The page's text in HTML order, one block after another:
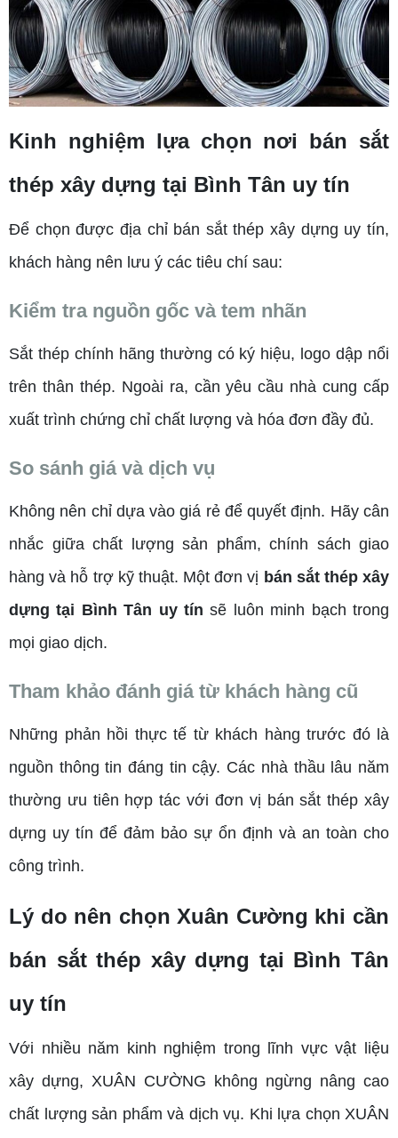
Kinh nghiệm lựa chọn nơi bán sắt
thép xây dựng tại Bình Tân uy tín
Để chọn được địa chỉ bán sắt thép xây dựng uy tín,
khách hàng nên lưu ý các tiêu chí sau:
Kiểm tra nguồn gốc và tem nhãn
Sắt thép chính hãng thường có ký hiệu, logo dập nổi
trên thân thép. Ngoài ra, cần yêu cầu nhà cung cấp
xuất trình chứng chỉ chất lượng và hóa đơn đầy đủ.
So sánh giá và dịch vụ
Không nên chỉ dựa vào giá rẻ để quyết định. Hãy cân
nhắc giữa chất lượng sản phẩm, chính sách giao
hàng và hỗ trợ kỹ thuật. Một đơn vị bán sắt thép xây
dựng tại Bình Tân uy tín sẽ luôn minh bạch trong
mọi giao dịch.
Tham khảo đánh giá từ khách hàng cũ
Những phản hồi thực tế từ khách hàng trước đó là
nguồn thông tin đáng tin cậy. Các nhà thầu lâu năm
thường ưu tiên hợp tác với đơn vị bán sắt thép xây
dựng uy tín để đảm bảo sự ổn định và an toàn cho
công trình.
Lý do nên chọn Xuân Cường khi cần
bán sắt thép xây dựng tại Bình Tân
uy tín
Với nhiều năm kinh nghiệm trong lĩnh vực vật liệu
xây dựng, XUÂN CƯỜNG không ngừng nâng cao
chất lượng sản phẩm và dịch vụ. Khi lựa chọn XUÂN